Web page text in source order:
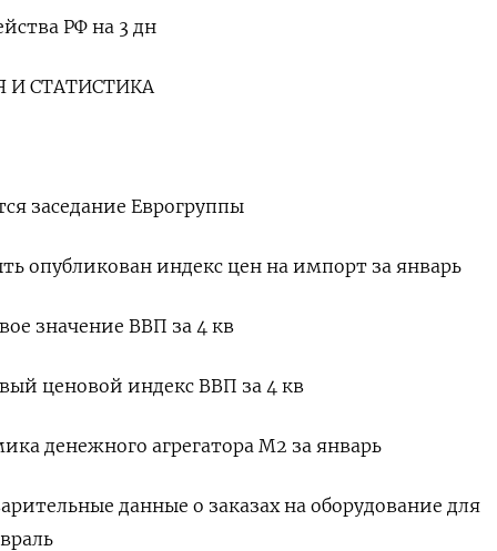
РФ на 3 дн
И СТАТИСТИКА
заседание Еврогруппы
опубликован индекс цен на импорт за январь
значение ВВП за 4 кв
ценовой индекс ВВП за 4 кв
денежного агрегатора М2 за январь
данные о заказах на оборудование для